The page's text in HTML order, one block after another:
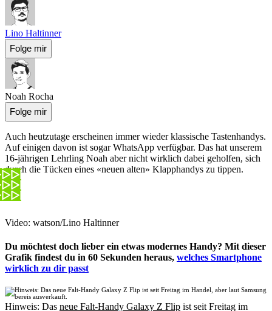
Lino Haltinner
Folge mir
Noah Rocha
Folge mir
Auch heutzutage erscheinen immer wieder klassische Tastenhandys.
Auf einigen davon ist sogar WhatsApp verfügbar. Das hat unserem
16-jährigen Lehrling Noah aber nicht wirklich dabei geholfen, sich
durch die Tücken eines «neuen alten» Klapphandys zu tippen.
Video: watson/Lino Haltinner
Du möchtest doch lieber ein etwas modernes Handy? Mit dieser
Grafik findest du in 60 Sekunden heraus, welches Smartphone
wirklich zu dir passt
Hinweis: Das neue Falt-Handy Galaxy Z Flip ist seit Freitag im